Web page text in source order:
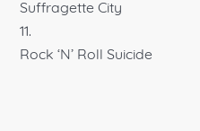
Suffragette City
Rock ‘N’ Roll Suicide